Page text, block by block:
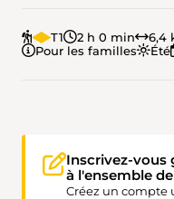
T1 2 h 0 min 6,4
Pour les familles
Été
Inscrivez-vous
à l'ensemble
Créez un compte